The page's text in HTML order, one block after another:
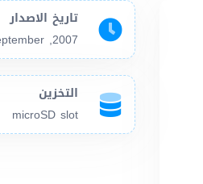
تاريخ الاصدار
2007, September
التخزين
microSD slot